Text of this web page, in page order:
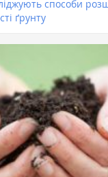
способи
ґрунту